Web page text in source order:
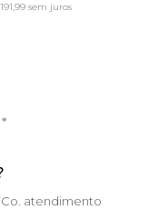
sem juros
atendimento